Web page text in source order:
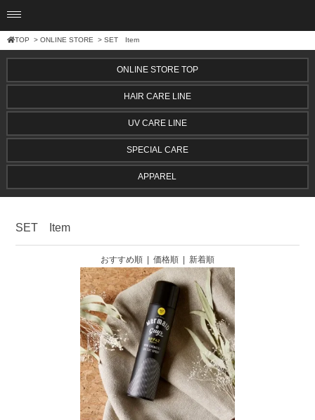
TOP >ONLINE STORE >SET Item
ONLINE STORE TOP
HAIR CARE LINE
UV CARE LINE
SPECIAL CARE
APPAREL
SET Item
おすすめ順 価格順 新着順